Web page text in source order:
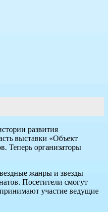
развития
выставки «Объект
Теперь организаторы
жанры и звезды
Посетители смогут
участие ведущие